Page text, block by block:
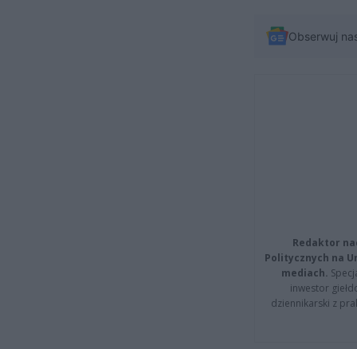
Obserwuj
Redaktor
Politycznych na
mediach.
inwestor
dziennikarski z